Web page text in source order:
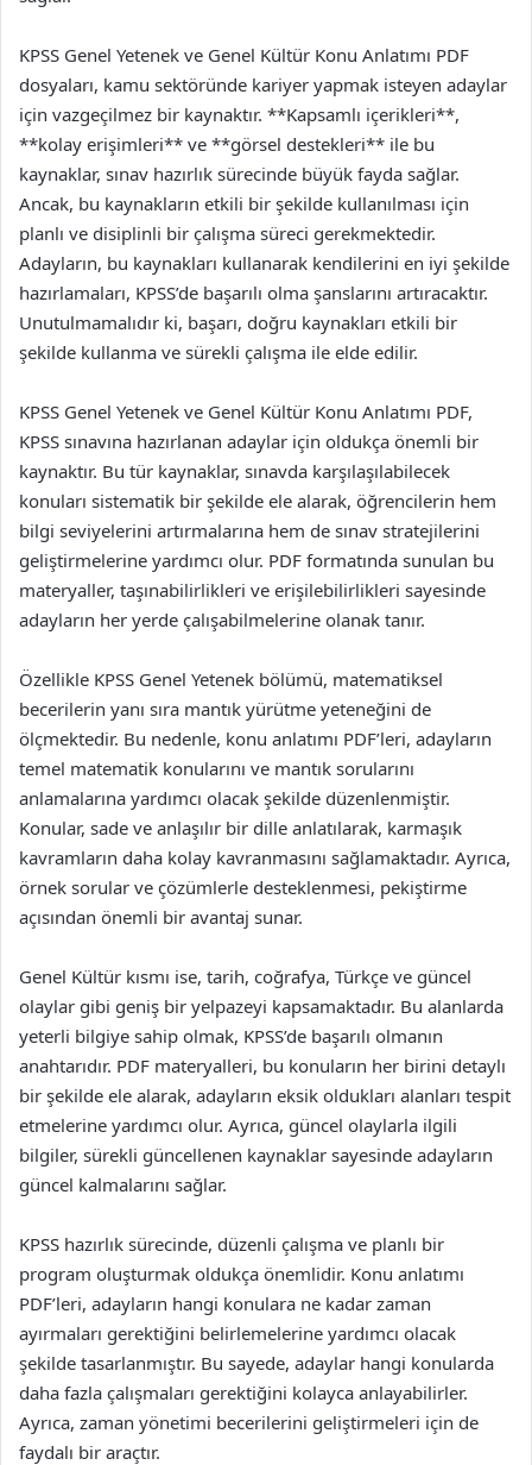
KPSS Genel Yetenek ve Genel Kültür Konu Anlatımı PDF
dosyaları, kamu sektöründe kariyer yapmak isteyen adaylar
için vazgeçilmez bir kaynaktır. **Kapsamlı içerikleri**,
**kolay erişimleri** ve **görsel destekleri** ile bu
kaynaklar, sınav hazırlık sürecinde büyük fayda sağlar.
Ancak, bu kaynakların etkili bir şekilde kullanılması için
planlı ve disiplinli bir çalışma süreci gerekmektedir.
Adayların, bu kaynakları kullanarak kendilerini en iyi şekilde
hazırlamaları, KPSS’de başarılı olma şanslarını artıracaktır.
Unutulmamalıdır ki, başarı, doğru kaynakları etkili bir
şekilde kullanma ve sürekli çalışma ile elde edilir.
KPSS Genel Yetenek ve Genel Kültür Konu Anlatımı PDF,
KPSS sınavına hazırlanan adaylar için oldukça önemli bir
kaynaktır. Bu tür kaynaklar, sınavda karşılaşılabilecek
konuları sistematik bir şekilde ele alarak, öğrencilerin hem
bilgi seviyelerini artırmalarına hem de sınav stratejilerini
geliştirmelerine yardımcı olur. PDF formatında sunulan bu
materyaller, taşınabilirlikleri ve erişilebilirlikleri sayesinde
adayların her yerde çalışabilmelerine olanak tanır.
Özellikle KPSS Genel Yetenek bölümü, matematiksel
becerilerin yanı sıra mantık yürütme yeteneğini de
ölçmektedir. Bu nedenle, konu anlatımı PDF’leri, adayların
temel matematik konularını ve mantık sorularını
anlamalarına yardımcı olacak şekilde düzenlenmiştir.
Konular, sade ve anlaşılır bir dille anlatılarak, karmaşık
kavramların daha kolay kavranmasını sağlamaktadır. Ayrıca,
örnek sorular ve çözümlerle desteklenmesi, pekiştirme
açısından önemli bir avantaj sunar.
Genel Kültür kısmı ise, tarih, coğrafya, Türkçe ve güncel
olaylar gibi geniş bir yelpazeyi kapsamaktadır. Bu alanlarda
yeterli bilgiye sahip olmak, KPSS’de başarılı olmanın
anahtarıdır. PDF materyalleri, bu konuların her birini detaylı
bir şekilde ele alarak, adayların eksik oldukları alanları tespit
etmelerine yardımcı olur. Ayrıca, güncel olaylarla ilgili
bilgiler, sürekli güncellenen kaynaklar sayesinde adayların
güncel kalmalarını sağlar.
KPSS hazırlık sürecinde, düzenli çalışma ve planlı bir
program oluşturmak oldukça önemlidir. Konu anlatımı
PDF’leri, adayların hangi konulara ne kadar zaman
ayırmaları gerektiğini belirlemelerine yardımcı olacak
şekilde tasarlanmıştır. Bu sayede, adaylar hangi konularda
daha fazla çalışmaları gerektiğini kolayca anlayabilirler.
Ayrıca, zaman yönetimi becerilerini geliştirmeleri için de
faydalı bir araçtır.